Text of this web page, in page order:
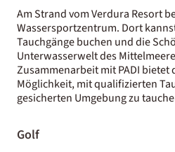
Am Strand vom Verdura Resort
Wassersportzentrum. Dort
Tauchgänge buchen und die
Unterwasserwelt des
Zusammenarbeit mit PADI bietet
Möglichkeit, mit qualifizierten
gesicherten Umgebung zu
Golf